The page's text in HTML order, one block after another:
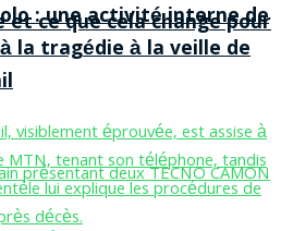
et ce que cela change pour
: une activité interne de
la tragédie à la veille de